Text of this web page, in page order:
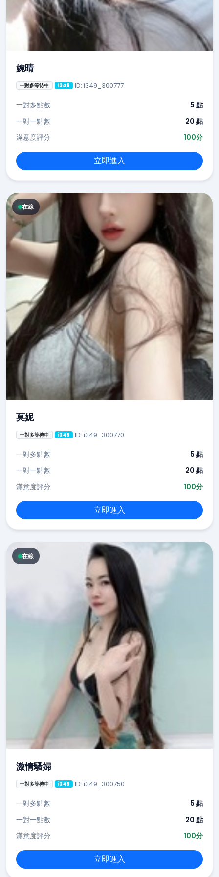
婉晴
一對多等待中 i349 ID: i349_300777
一對多點數
5 點
一對一點數
20 點
滿意度評分
100分
立即進入
在線
莫妮
一對多等待中 i349 ID: i349_300770
一對多點數
5 點
一對一點數
20 點
滿意度評分
100分
立即進入
在線
激情騷婦
一對多等待中 i349 ID: i349_300750
一對多點數
5 點
一對一點數
20 點
滿意度評分
100分
立即進入